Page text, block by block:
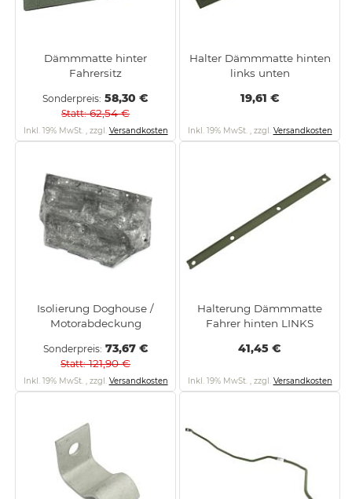
Dämmmatte hinter
Fahrersitz
Sonderpreis 58,30 €
Statt 62,54 €
Inkl. 19% MwSt. , zzgl. Versandkosten
Halter Dämmmatte hinten
links unten
19,61 €
Inkl. 19% MwSt. , zzgl. Versandkosten
Isolierung Doghouse /
Motorabdeckung
Sonderpreis 73,67 €
Statt 121,90 €
Inkl. 19% MwSt. , zzgl. Versandkosten
Halterung Dämmmatte
Fahrer hinten LINKS
41,45 €
Inkl. 19% MwSt. , zzgl. Versandkosten